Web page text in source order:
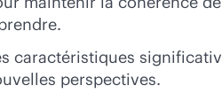
caractéristiques
perspectives.